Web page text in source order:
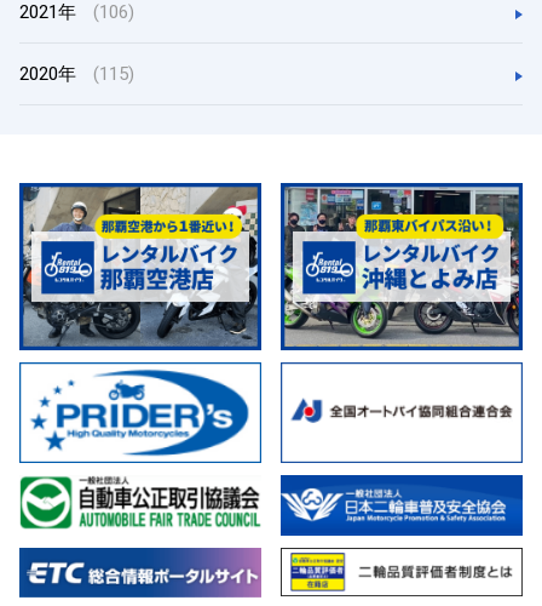
2021年 (106)
2020年 (115)